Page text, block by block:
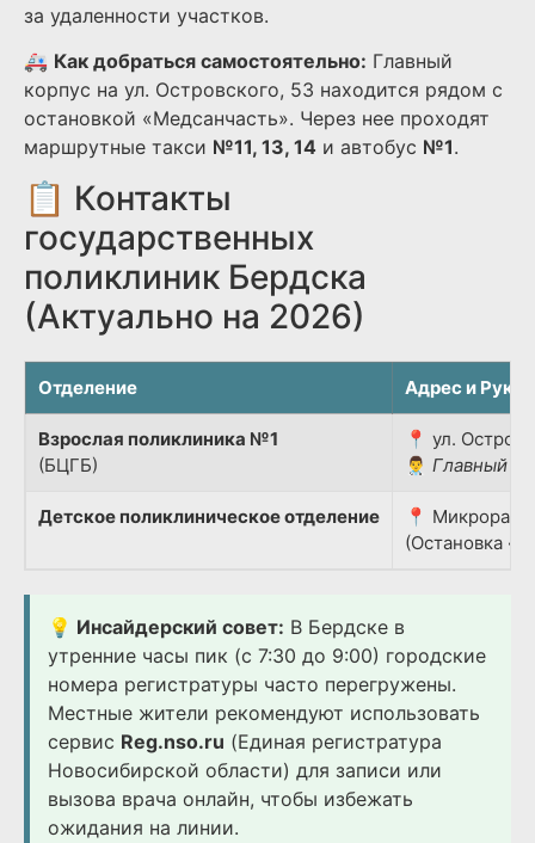
за удаленности участков.
🚑 Как добраться самостоятельно: Главный
корпус на ул. Островского, 53 находится рядом с
остановкой «Медсанчасть». Через нее проходят
маршрутные такси №11, 13, 14 и автобус №1.
📋 Контакты
государственных
поликлиник Бердска
(Актуально на 2026)
Отделение Адрес и
Взрослая поликлиника №1
(БЦГБ)
📍 ул.
👨‍⚕️ Главный
Детское поликлиническое отделение
📍
(Остановка
💡 Инсайдерский совет: В Бердске в
утренние часы пик (с 7:30 до 9:00) городские
номера регистратуры часто перегружены.
Местные жители рекомендуют использовать
сервис Reg.nso.ru (Единая регистратура
Новосибирской области) для записи или
вызова врача онлайн, чтобы избежать
ожидания на линии.